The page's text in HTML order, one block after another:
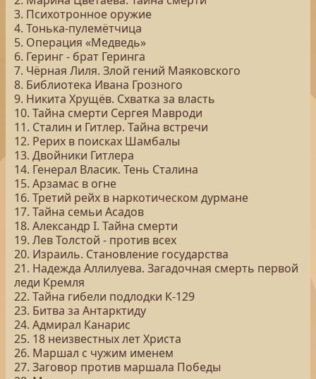
3. Психотронное оружие
4. Тонька-пулемётчица
5. Операция «Медведь»
6. Геринг - брат Геринга
7. Чёрная Лиля. Злой гений Маяковского
8. Библиотека Ивана Грозного
9. Никита Хрущёв. Схватка за власть
10. Тайна смерти Сергея Мавроди
11. Сталин и Гитлер. Тайна встречи
12. Рерих в поисках Шамбалы
13. Двойники Гитлера
14. Генерал Власик. Тень Сталина
15. Арзамас в огне
16. Третий рейх в наркотическом дурмане
17. Тайна семьи Асадов
18. Александр I. Тайна смерти
19. Лев Толстой - против всех
20. Израиль. Становление государства
21. Надежда Аллилуева. Загадочная смерть первой
леди Кремля
22. Тайна гибели подлодки К-129
23. Битва за Антарктиду
24. Адмирал Канарис
25. 18 неизвестных лет Христа
26. Маршал с чужим именем
27. Заговор против маршала Победы